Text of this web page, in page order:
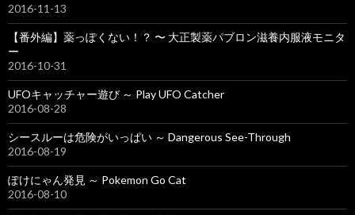
2016-11-13
【番外編】薬っぽくない！？ 〜 大正製薬パブロン滋養内服液モニタ
ー
2016-10-31
UFOキャッチャー遊び ～ Play UFO Catcher
2016-08-28
シースルーは危険がいっぱい ～ Dangerous See-Through
2016-08-19
ぽけにゃん発見 ～ Pokemon Go Cat
2016-08-10